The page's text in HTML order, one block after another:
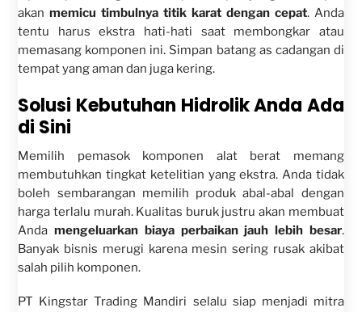
akanmemicu timbulnya titik karat dengan cepat. Anda
tentu harus ekstra hati-hati saat membongkar atau
memasang komponen ini. Simpan batang as cadangan di
tempat yang aman dan juga kering.
Solusi Kebutuhan Hidrolik Anda Ada
di Sini
Memilih pemasok komponen alat berat memang
membutuhkan tingkat ketelitian yang ekstra. Anda tidak
boleh sembarangan memilih produk abal-abal dengan
harga terlalu murah. Kualitas buruk justru akan membuat
Andamengeluarkan biaya perbaikan jauh lebih besar.
Banyak bisnis merugi karena mesin sering rusak akibat
salah pilih komponen.
PT Kingstar Trading Mandiri selalu siap menjadi mitra